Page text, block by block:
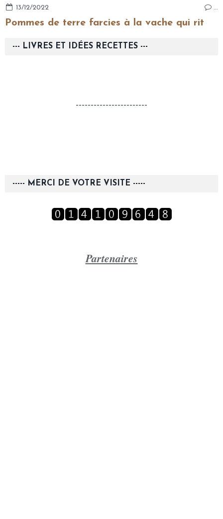
13/12/2022
Pommes de terre farcies à la vache qui rit
--- LIVRES ET IDÉES RECETTES ---
------------------------
----- MERCI DE VOTRE VISITE -----
Partenaires